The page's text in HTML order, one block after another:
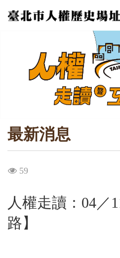
到
最新消息
visit
59
人權走讀：04／
路】